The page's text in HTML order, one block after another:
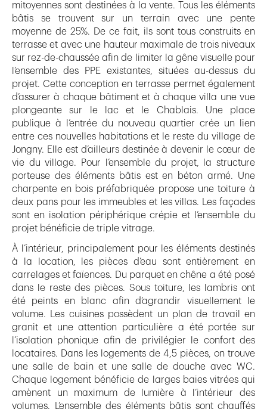
mitoyennes sont destinées à la vente. Tous les éléments
bâtis se trouvent sur un terrain avec une pente
moyenne de 25%. De ce fait, ils sont tous construits en
terrasse et avec une hauteur maximale de trois niveaux
sur rez-de-chaussée afin de limiter la gêne visuelle pour
l’ensemble des PPE existantes, situées au-dessus du
projet. Cette conception en terrasse permet également
d’assurer à chaque bâtiment et à chaque villa une vue
plongeante sur le lac et le Chablais. Une place
publique à l’entrée du nouveau quartier crée un lien
entre ces nouvelles habitations et le reste du village de
Jongny. Elle est d’ailleurs destinée à devenir le cœur de
vie du village. Pour l’ensemble du projet, la structure
porteuse des éléments bâtis est en béton armé. Une
charpente en bois préfabriquée propose une toiture à
deux pans pour les immeubles et les villas. Les façades
sont en isolation périphérique crépie et l’ensemble du
projet bénéficie de triple vitrage.
À l’intérieur, principalement pour les éléments destinés
à la location, les pièces d’eau sont entièrement en
carrelages et faïences. Du parquet en chêne a été posé
dans le reste des pièces. Sous toiture, les lambris ont
été peints en blanc afin d’agrandir visuellement le
volume. Les cuisines possèdent un plan de travail en
granit et une attention particulière a été portée sur
l’isolation phonique afin de privilégier le confort des
locataires. Dans les logements de 4,5 pièces, on trouve
une salle de bain et une salle de douche avec WC.
Chaque logement bénéficie de larges baies vitrées qui
amènent un maximum de lumière à l’intérieur des
volumes. L’ensemble des éléments bâtis sont chauffés